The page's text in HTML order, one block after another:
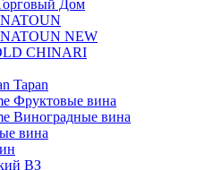
Дом
NEW
CHINARI
Tapan
Фруктовые вина
Виноградные вина
вина
ВЗ